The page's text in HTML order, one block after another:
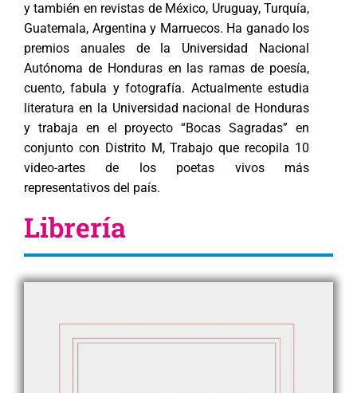
y también en revistas de México, Uruguay, Turquía,
Guatemala, Argentina y Marruecos. Ha ganado los
premios anuales de la Universidad Nacional
Autónoma de Honduras en las ramas de poesía,
cuento, fabula y fotografía. Actualmente estudia
literatura en la Universidad nacional de Honduras
y trabaja en el proyecto “Bocas Sagradas” en
conjunto con Distrito M, Trabajo que recopila 10
video-artes de los poetas vivos más
representativos del país.
Librería